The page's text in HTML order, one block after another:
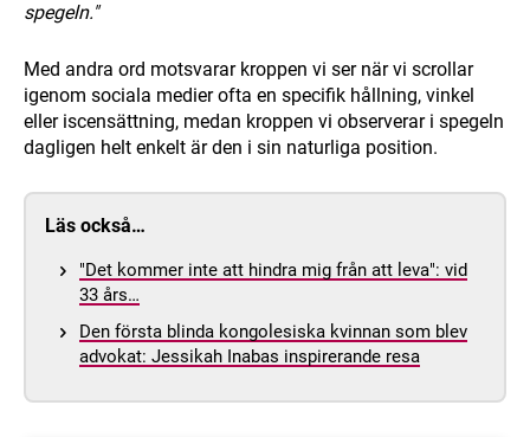
spegeln."
Med andra ord motsvarar kroppen vi ser när vi scrollar
igenom sociala medier ofta en specifik hållning, vinkel
eller iscensättning, medan kroppen vi observerar i spegeln
dagligen helt enkelt är den i sin naturliga position.
Läs också…
"Det kommer inte att hindra mig från att leva": vid
33 års…
Den första blinda kongolesiska kvinnan som blev
advokat: Jessikah Inabas inspirerande resa